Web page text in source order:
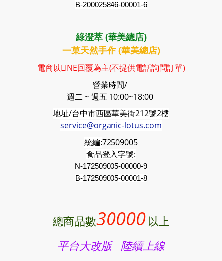
B-200025846-00001-6
綠澄萃 (華美總店)
一菓天然手作 (華美總店)
電商以LINE回覆為主(不提供電話詢問訂單)
營業時間/
週二 ~ 週五 10:00~18:00
地址/台中市西區華美街212號2樓
service@organic-lotus.com
統編:72509005
食品登入字號:
N-172509005-00000-9
B-172509005-00001-8
總商品數30000 以上
平台大改版 陸續上線